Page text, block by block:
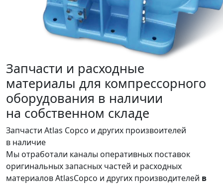
Запчасти и расходные
материалы для компрессорного
оборудования в наличии
на собственном складе
Запчасти Atlas Copco и других произвоителей
в наличие
Мы отработали каналы оперативных поставок
оригинальных запасных частей и расходных
материалов AtlasCopco и других производителей в